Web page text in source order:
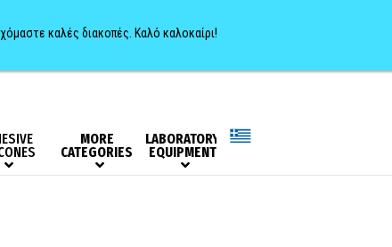
0
MORE
CATEGORIES
LABORATORY
EQUIPMENT
καλές διακοπές. Καλό καλοκαίρι!